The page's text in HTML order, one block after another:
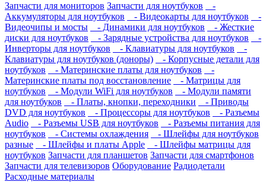
Запчасти для мониторов Запчасти для ноутбуков
-
Аккумуляторы для ноутбуков
- Видеокарты для ноутбуков
-
Видеочипы и мосты
- Динамики для ноутбуков
- Жесткие
диски для ноутбуков
- Зарядные устройства для ноутбуков
-
Инверторы для ноутбуков
- Клавиатуры для ноутбуков
-
Клавиатуры для ноутбуков (доноры)
- Корпусные детали для
ноутбуков
- Материнские платы для ноутбуков
-
Материнские платы под восстановление
- Матрицы для
ноутбуков
- Модули WiFi для ноутбуков
- Модули памяти
для ноутбуков
- Платы, кнопки, переходники
- Приводы
DVD для ноутбуков
- Процессоры для ноутбуков
- Разъемы
Audio
- Разъемы USB для ноутбуков
- Разъемы питания для
ноутбуков
- Системы охлаждения
- Шлейфы для ноутбуков
разные
- Шлейфы и платы Apple
- Шлейфы матрицы для
ноутбуков Запчасти для планшетов Запчасти для смартфонов
Запчасти для телевизоров Оборудование Радиодетали
Расходные материалы